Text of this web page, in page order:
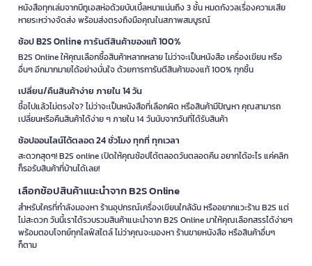
หนังสือทุกเล่มจากบีทูเอสห่อด้วยบับเบิ้ลหนาแน่นถึง 3 ชั้น หมดกังวลเรื่องความเสีย
หายระหว่างจัดส่ง พร้อมส่งตรงถึงมือคุณในสภาพสมบูรณ์
ช้อป B2S Online การันตีสินค้าของแท้ 100%
B2S Online ให้คุณเลือกซื้อสินค้าหลากหลาย ไม่ว่าจะเป็นหนังสือ เครื่องเขียน หรือ
อื่นๆ อีกมากมายได้อย่างมั่นใจ ด้วยการการันตีสินค้าของแท้ 100% ทุกชิ้น
เปลี่ยน/คืนสินค้าง่าย ภายใน 14 วัน
ซื้อไปแล้วไม่ตรงใจ? ไม่ว่าจะเป็นหนังสือที่เลือกผิด หรือสินค้ามีปัญหา คุณสามารถ
เปลี่ยนหรือคืนสินค้าได้ง่าย ๆ ภายใน 14 วันนับจากวันที่ได้รับสินค้า
ช้อปออนไลน์ได้ตลอด 24 ชั่วโมง ทุกที่ ทุกเวลา
สะดวกสุดๆ! B2S online เปิดให้คุณช้อปได้ตลอดวันตลอดคืน อยากได้อะไร แค่คลิก
ก็รอรับสินค้าที่บ้านได้เลย!
เลือกช้อปสินค้าแนะนำจาก B2S Online
สำหรับใครที่กำลังมองหา ร้านอุปกรณ์เครื่องเขียนใกล้ฉัน หรืออยากแวะร้าน B2S แต่
ไม่สะดวก วันนี้เราได้รวบรวมสินค้าแนะนำจาก B2S Online มาให้คุณเลือกสรรได้ง่ายๆ
พร้อมตอบโจทย์ทุกไลฟ์สไตล์ ไม่ว่าคุณจะมองหา ร้านขายหนังสือ หรือสินค้าอื่นๆ
ก็ตาม